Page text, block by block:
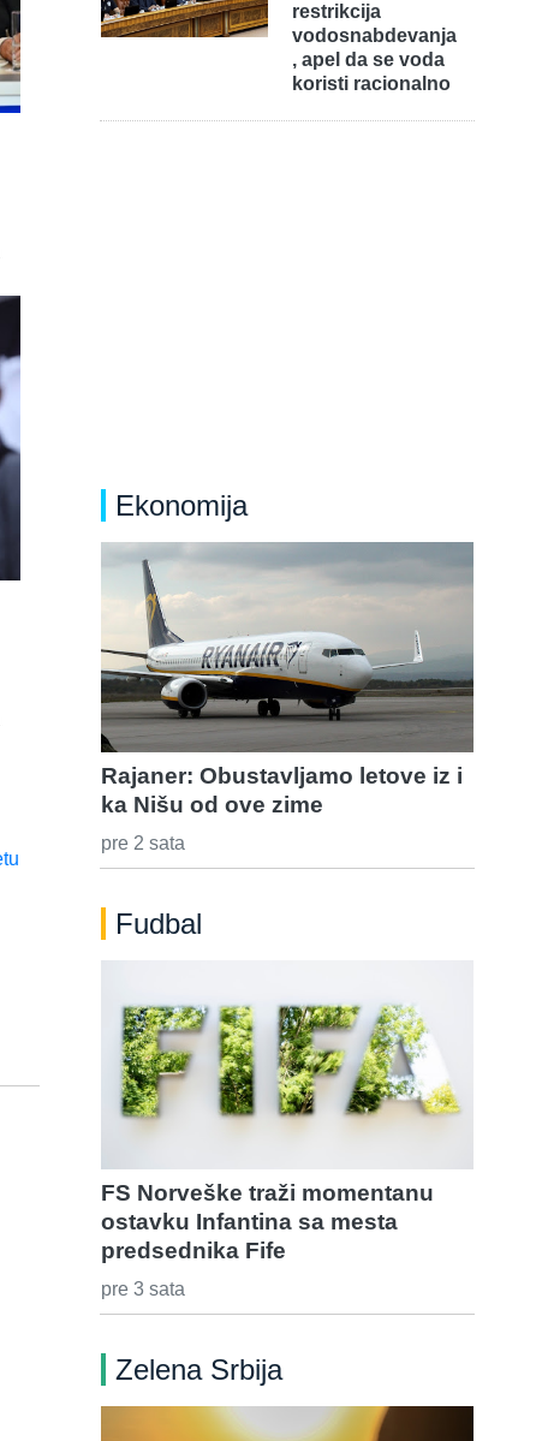
restrikcija
vodosnabdevanja
, apel da se voda
koristi racionalno
Ekonomija
Rajaner: Obustavljamo letove iz i
ka Nišu od ove zime
pre 2 sata
Fudbal
FS Norveške traži momentanu
ostavku Infantina sa mesta
predsednika Fife
pre 3 sata
Zelena Srbija